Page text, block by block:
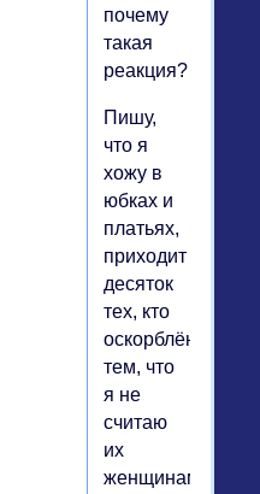
почему
такая
реакция?
Пишу,
что я
хожу в
юбках и
платьях,
приходит
десяток
тех, кто
оскорблён
тем, что
я не
считаю
их
женщинами